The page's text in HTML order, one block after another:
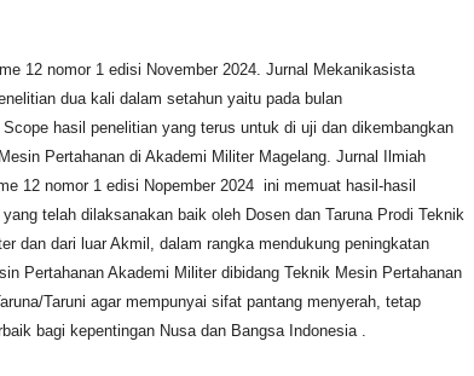
12 nomor 1 edisi November 2024. Jurnal Mekanikasista
dua kali dalam setahun yaitu pada bulan
Scope hasil penelitian yang terus untuk di uji dan dikembangkan
Pertahanan di Akademi Militer Magelang. Jurnal Ilmiah
12 nomor 1 edisi Nopember 2024 ini memuat hasil-hasil
telah dilaksanakan baik oleh Dosen dan Taruna Prodi Teknik
dan dari luar Akmil, dalam rangka mendukung peningkatan
Pertahanan Akademi Militer dibidang Teknik Mesin Pertahanan
Taruni agar mempunyai sifat pantang menyerah, tetap
bagi kepentingan Nusa dan Bangsa Indonesia .